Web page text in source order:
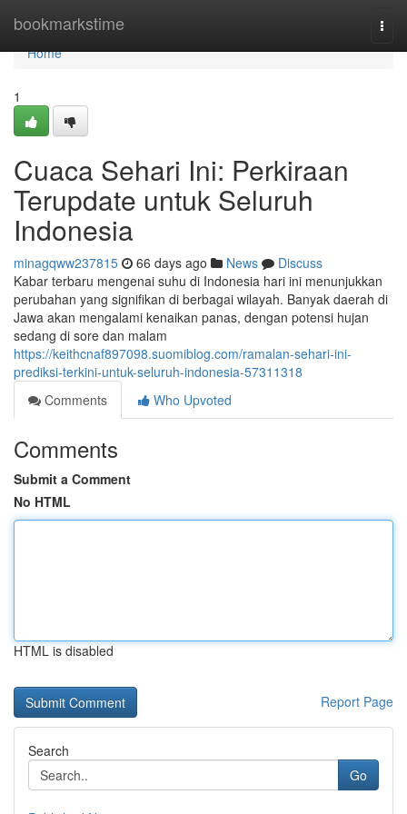
bookmarkstime
Home
Home
1
Cuaca Sehari Ini: Perkiraan
Terupdate untuk Seluruh
Indonesia
minagqww237815 66 days ago News
Discuss
Kabar terbaru mengenai suhu di Indonesia hari ini menunjukkan
perubahan yang signifikan di berbagai wilayah. Banyak daerah di
Jawa akan mengalami kenaikan panas, dengan potensi hujan
sedang di sore dan malam
https://keithcnaf897098.suomiblog.com/ramalan-sehari-ini-
prediksi-terkini-untuk-seluruh-indonesia-57311318
Comments
Who Upvoted
Comments
Submit a Comment
No HTML
HTML is disabled
Report Page
Search
Go